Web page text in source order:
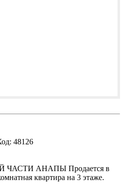
48126
АНАПЫ Продается в
квартира на 3 этаже.